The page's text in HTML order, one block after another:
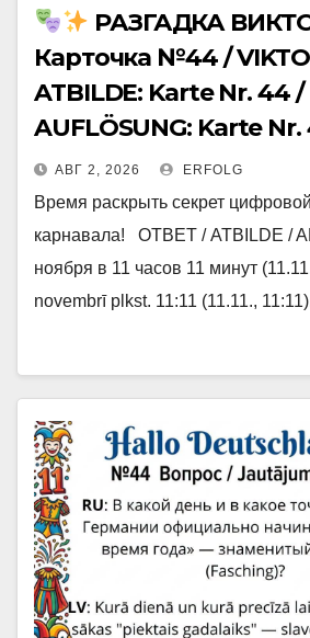
РАЗГАДКА
Карточка №44 /
ATBILDE: Karte Nr. 44 /
AUFLÖSUNG: Karte
АВГ 2, 2026 ERFOLG
Время раскрыть секрет
карнавала! ОТВЕТ / ATBILDE /
ноября в 11 часов 11 минут
novembrī plkst. 11:11 (11.11.,